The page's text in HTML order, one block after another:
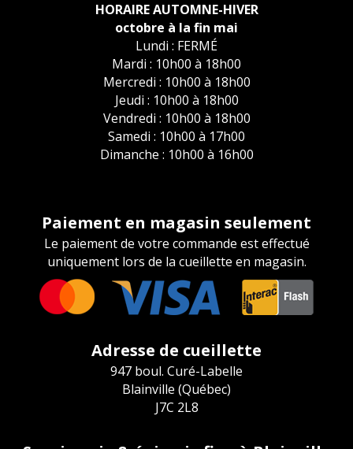
HORAIRE AUTOMNE-HIVER
octobre à la fin mai
Lundi : FERMÉ
Mardi : 10h00 à 18h00
Mercredi : 10h00 à 18h00
Jeudi : 10h00 à 18h00
Vendredi : 10h00 à 18h00
Samedi : 10h00 à 17h00
Dimanche : 10h00 à 16h00
Paiement en magasin seulement
Le paiement de votre commande est effectué
uniquement lors de la cueillette en magasin.
Adresse de cueillette
947 boul. Curé-Labelle
Blainville (Québec)
J7C 2L8